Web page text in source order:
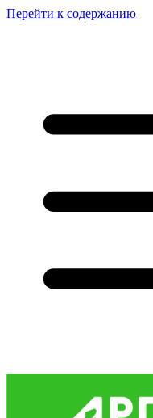
Перейти к содержанию